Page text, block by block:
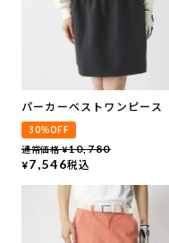
パーカーベストワンピース
30％OFF
通常価格 ¥10,780
¥7,546税込